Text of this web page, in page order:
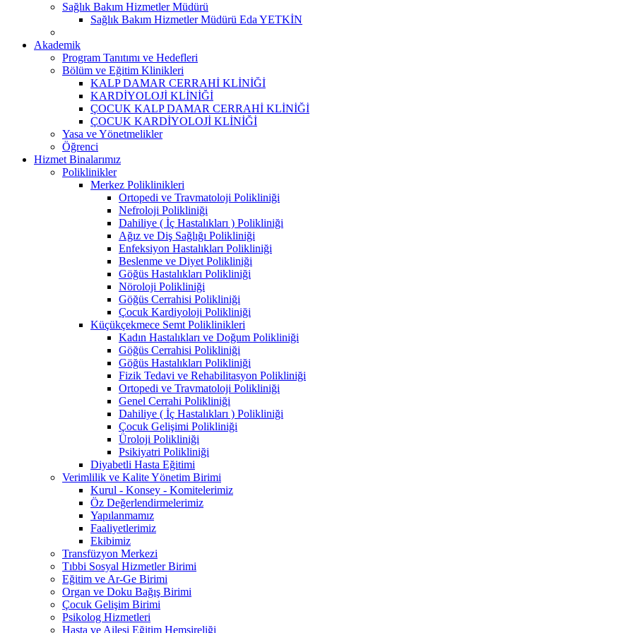
Sağlık Bakım Hizmetler Müdürü
Sağlık Bakım Hizmetler Müdürü Eda YETKİN
Akademik
Program Tanıtımı ve Hedefleri
Bölüm ve Eğitim Klinikleri
KALP DAMAR CERRAHİ KLİNİĞİ
KARDİYOLOJİ KLİNİĞİ
ÇOCUK KALP DAMAR CERRAHİ KLİNİĞİ
ÇOCUK KARDİYOLOJİ KLİNİĞİ
Yasa ve Yönetmelikler
Öğrenci
Hizmet Binalarımız
Poliklinikler
Merkez Poliklinikleri
Ortopedi ve Travmatoloji Polikliniği
Nefroloji Polikliniği
Dahiliye ( İç Hastalıkları ) Polikliniği
Ağız ve Diş Sağlığı Polikliniği
Enfeksiyon Hastalıkları Polikliniği
Beslenme ve Diyet Polikliniği
Göğüs Hastalıkları Polikliniği
Nöroloji Polikliniği
Göğüs Cerrahisi Polikliniği
Çocuk Kardiyoloji Polikliniği
Küçükçekmece Semt Poliklinikleri
Kadın Hastalıkları ve Doğum Polikliniği
Göğüs Cerrahisi Polikliniği
Göğüs Hastalıkları Polikliniği
Fizik Tedavi ve Rehabilitasyon Polikliniği
Ortopedi ve Travmatoloji Polikliniği
Genel Cerrahi Polikliniği
Dahiliye ( İç Hastalıkları ) Polikliniği
Çocuk Gelişimi Polikliniği
Üroloji Polikliniği
Psikiyatri Polikliniği
Diyabetli Hasta Eğitimi
Verimlilik ve Kalite Yönetim Birimi
Kurul - Konsey - Komitelerimiz
Öz Değerlendirmelerimiz
Yapılanmamız
Faaliyetlerimiz
Ekibimiz
Transfüzyon Merkezi
Tıbbi Sosyal Hizmetler Birimi
Eğitim ve Ar-Ge Birimi
Organ ve Doku Bağış Birimi
Çocuk Gelişim Birimi
Psikolog Hizmetleri
Hasta ve Ailesi Eğitim Hemşireliği